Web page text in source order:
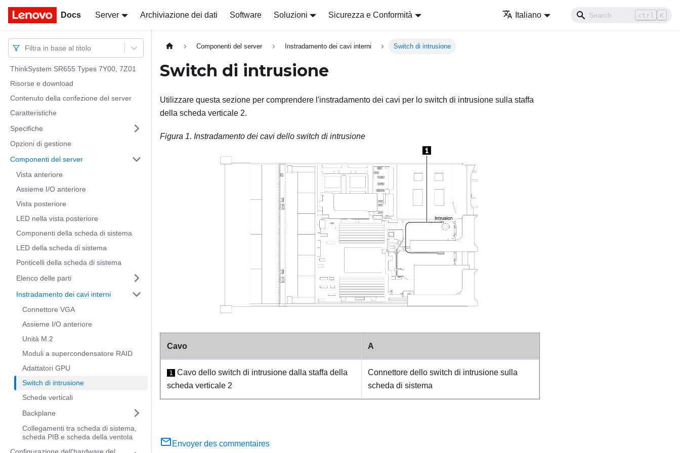
Docs Server Archiviazione dei dati Software Soluzioni Sicurezza e Conformità Italiano ctrl K
Docs
Filtra in base al titolo
ThinkSystem SR655 Types 7Y00, 7Z01
Risorse e download
Contenuto della confezione del server
Caratteristiche
Specifiche
Opzioni di gestione
Componenti del server
Vista anteriore
Assieme I/O anteriore
Vista posteriore
LED nella vista posteriore
Componenti della scheda di sistema
LED della scheda di sistema
Ponticelli della scheda di sistema
Elenco delle parti
Instradamento dei cavi interni
Connettore VGA
Assieme I/O anteriore
Unità M.2
Moduli a supercondensatore RAID
Adattatori GPU
Switch di intrusione
Schede verticali
Backplane
Collegamenti tra scheda di sistema,
scheda PIB e scheda della ventola
Componenti del server Instradamento dei cavi interni Switch di intrusione
Switch di intrusione
Utilizzare questa sezione per comprendere l'instradamento dei cavi per lo switch di intrusione sulla staffa
della scheda verticale 2.
Figura 1. Instradamento dei cavi dello switch di intrusione
Cavo A
1
Cavo dello switch di intrusione dalla staffa della
scheda verticale 2
Connettore dello switch di intrusione sulla
scheda di sistema
Envoyer des commentaires